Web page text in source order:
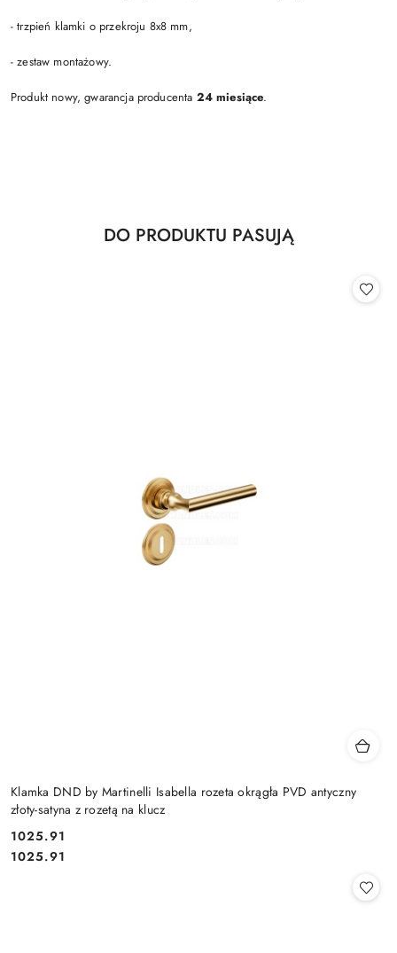
- trzpień klamki o przekroju 8x8 mm,
- zestaw montażowy.
Produkt nowy, gwarancja producenta 24 miesiące.
Pomiń karuzelę produktów
Produkty
DO PRODUKTU PASUJĄ
Klamka DND by Martinelli Isabella rozeta okrągła PVD antyczny
złoty-satyna z rozetą na klucz
Cena:
1025.91
Cena:
1025.91